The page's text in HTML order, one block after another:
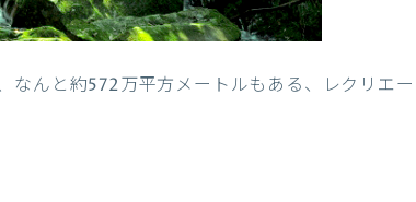
なんと約572万平方メートルもある、レクリエー